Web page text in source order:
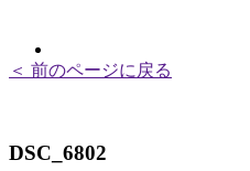
＜ 前のページに戻る
DSC_6802